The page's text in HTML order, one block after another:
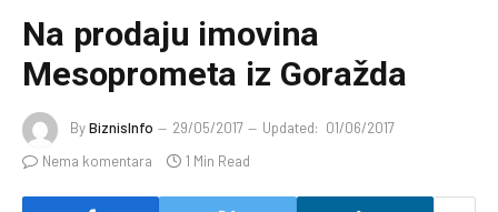
Na prodaju imovina
Mesoprometa iz Goražda
ByBiznisInfo 29/05/2017 Updated: 01/06/2017
Nema komentara
1 Min Read